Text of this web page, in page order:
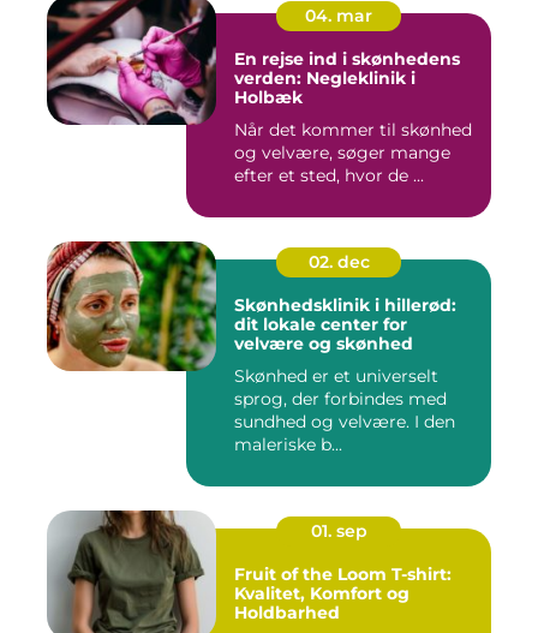
04. mar
En rejse ind i skønhedens
verden: Negleklinik i
Holbæk
Når det kommer til skønhed
og velvære, søger mange
efter et sted, hvor de ...
02. dec
Skønhedsklinik i hillerød:
dit lokale center for
velvære og skønhed
Skønhed er et universelt
sprog, der forbindes med
sundhed og velvære. I den
maleriske b...
01. sep
Fruit of the Loom T-shirt:
Kvalitet, Komfort og
Holdbarhed